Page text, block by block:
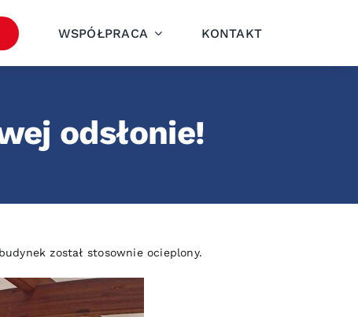
WSPÓŁPRACA KONTAKT
odsłonie!
został stosownie ocieplony.